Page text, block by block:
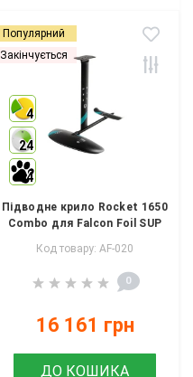
Популярний
Закінчується
4
24
4
Підводне крило Rocket 1650
Combo для Falcon Foil SUP
Код товару: AF-020
0
16 161 грн
ДО КОШИКА